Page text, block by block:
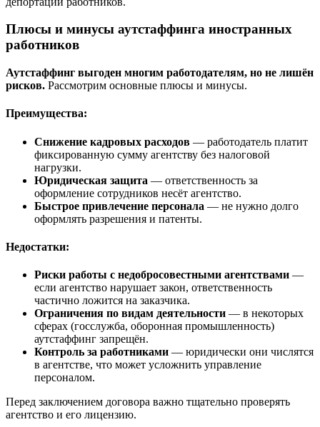
Плюсы и минусы аутстаффинга иностранных
работников
Аутстаффинг выгоден многим работодателям, но не лишён
рисков. Рассмотрим основные плюсы и минусы.
Преимущества:
Снижение кадровых расходов — работодатель платит
фиксированную сумму агентству без налоговой
нагрузки.
Юридическая защита — ответственность за
оформление сотрудников несёт агентство.
Быстрое привлечение персонала — не нужно долго
оформлять разрешения и патенты.
Недостатки:
Риски работы с недобросовестными агентствами —
если агентство нарушает закон, ответственность
частично ложится на заказчика.
Ограничения по видам деятельности — в некоторых
сферах (госслужба, оборонная промышленность)
аутстаффинг запрещён.
Контроль за работниками — юридически они числятся
в агентстве, что может усложнить управление
персоналом.
Перед заключением договора важно тщательно проверять
агентство и его лицензию.